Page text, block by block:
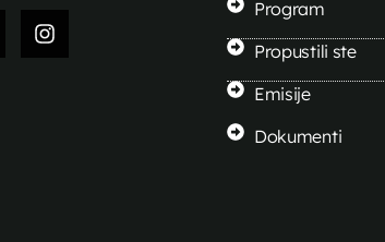
Program
Propustili ste
Emisije
Dokumenti